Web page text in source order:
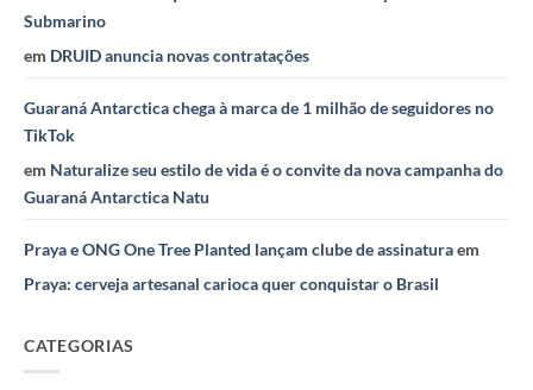
Submarino
em DRUID anuncia novas contratações
Guaraná Antarctica chega à marca de 1 milhão de seguidores no
TikTok
em Naturalize seu estilo de vida é o convite da nova campanha do
Guaraná Antarctica Natu
Praya e ONG One Tree Planted lançam clube de assinaturaem
Praya: cerveja artesanal carioca quer conquistar o Brasil
CATEGORIAS